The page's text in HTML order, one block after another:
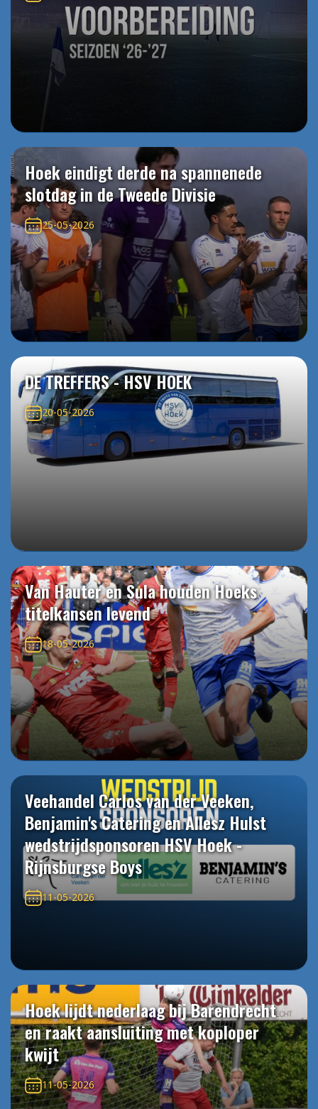
Hoek eindigt derde na spannenede
slotdag in de Tweede Divisie
25-05-2026
DE TREFFERS - HSV HOEK
20-05-2026
Van Hauter en Sula houden Hoeks
titelkansen levend
18-05-2026
Veehandel Carlos van der Veeken,
Benjamin's Catering en Allesz Hulst
wedstrijdsponsoren HSV Hoek -
Rijnsburgse Boys
11-05-2026
Hoek lijdt nederlaag bij Barendrecht
en raakt aansluiting met koploper
kwijt
11-05-2026